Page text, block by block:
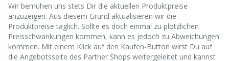
Wir bemühen uns stets Dir die aktuellen Produktpreise
anzuzeigen. Aus diesem Grund aktualisieren wir die
Produktpreise täglich. Sollte es doch einmal zu plötzlichen
Preisschwankungen kommen, kann es jedoch zu Abweichungen
kommen. Mit einem Klick auf den Kaufen-Button wirst Du auf
die Angebotsseite des Partner Shops weitergeleitet und kannst